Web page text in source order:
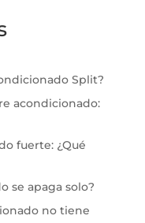
Split?
acondicionado:
fuerte: ¿Qué
se apaga solo?
no tiene